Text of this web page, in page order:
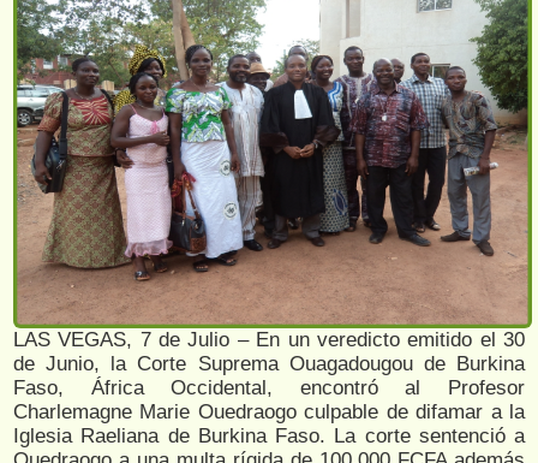
LAS VEGAS, 7 de Julio – En un veredicto emitido el 30
de Junio, la Corte Suprema Ouagadougou de Burkina
Faso, África Occidental, encontró al Profesor
Charlemagne Marie Ouedraogo culpable de difamar a la
Iglesia Raeliana de Burkina Faso. La corte sentenció a